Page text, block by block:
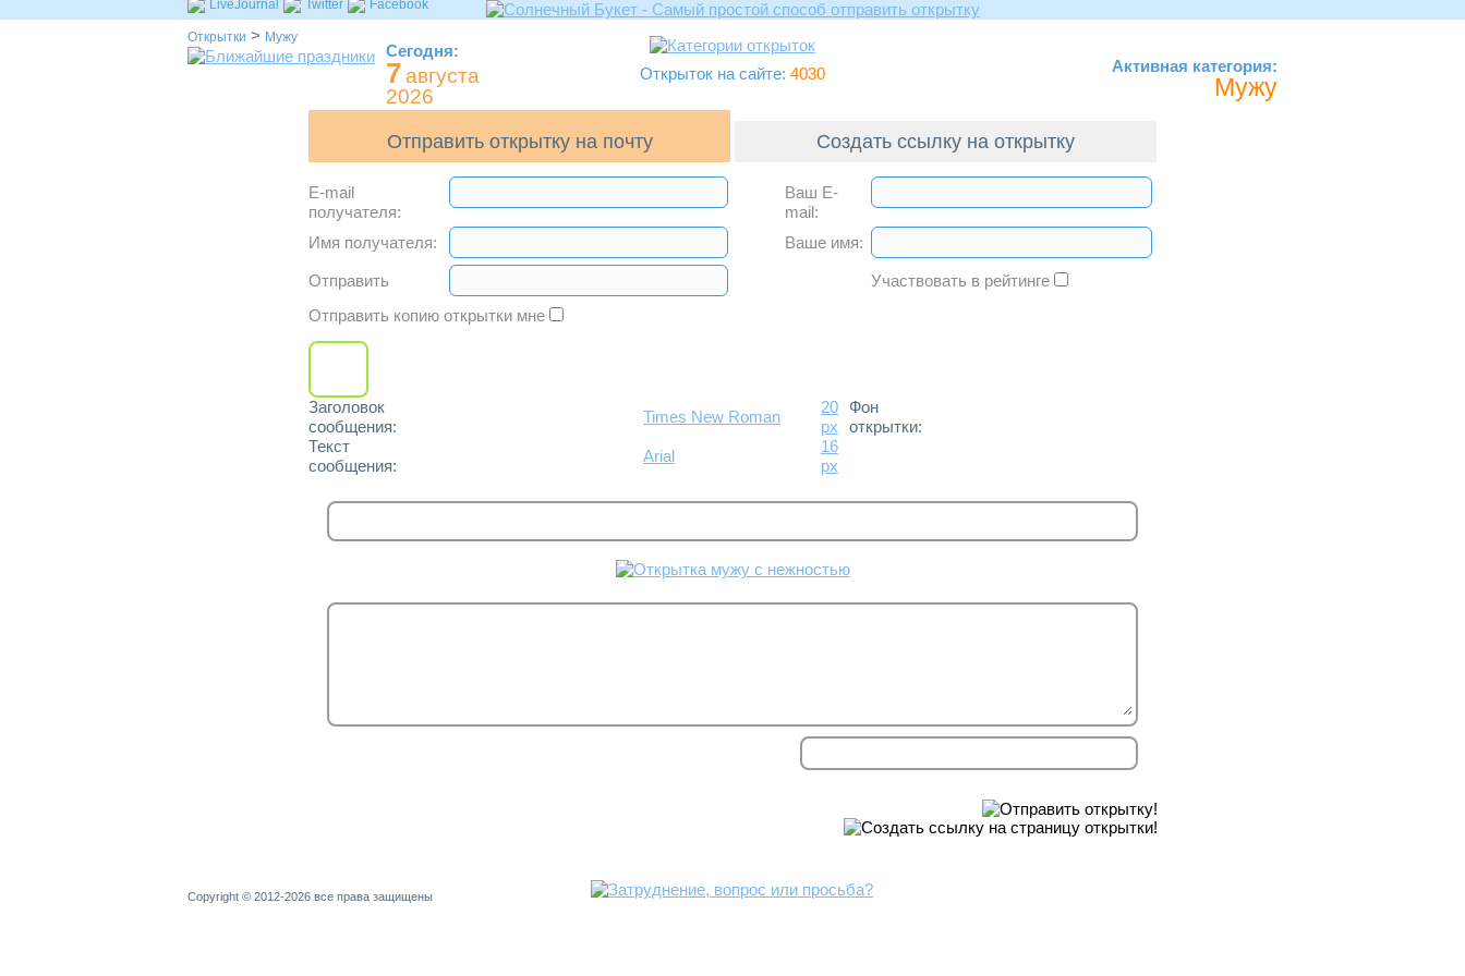
LiveJournal Twitter Facebook
Открытки > Мужу
Сегодня:
7августа
2026
Открыток на сайте: 4030 Активная категория:
Мужу
Отправить открытку на почту Создать ссылку на открытку
E-mail
получателя:
Ваш E-
mail:
Имя получателя:
Ваше имя:
Отправить
Участвовать в рейтинге
Отправить копию открытки мне
Заголовок
сообщения:
Times New Roman
20
px
Фон
открытки:
Текст
сообщения:
Arial
16
px
Copyright © 2012-2026 все права защищены